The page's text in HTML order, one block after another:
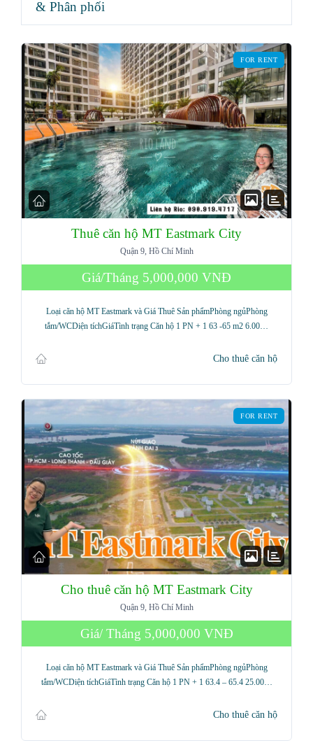
& Phân phối
FOR RENT
Thuê căn hộ MT Eastmark City
Quận 9, Hồ Chí Minh
Giá/Tháng 5,000,000 VNĐ
Loại căn hộ MT Eastmark và Giá Thuê Sản phẩmPhòng ngủPhòng
tắm/WCDiện tíchGiáTình trạng Căn hộ 1 PN + 1 63 -65 m2 6.00…
Cho thuê căn hộ
FOR RENT
Cho thuê căn hộ MT Eastmark City
Quận 9, Hồ Chí Minh
Giá/ Tháng 5,000,000 VNĐ
Loại căn hộ MT Eastmark và Giá Thuê Sản phẩmPhòng ngủPhòng
tắm/WCDiện tíchGiáTình trạng Căn hộ 1 PN + 1 63.4 – 65.4 25.00…
Cho thuê căn hộ